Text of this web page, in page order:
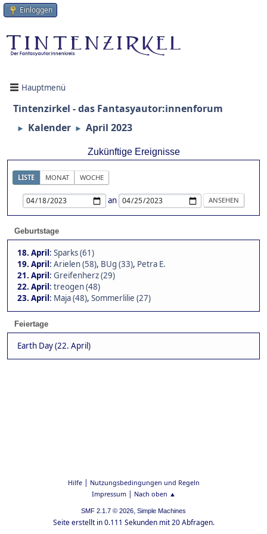
Einloggen
Hauptmenü
Tintenzirkel - das Fantasyautor:innenforum
► Kalender ► April 2023
Zukünftige Ereignisse
LISTE MONAT WOCHE
an
Geburtstage
18. April: Sparks (61)
19. April: Arielen (58), BUg (33), Petra E.
21. April: Greifenherz (29)
22. April: treogen (48)
23. April: Maja (48), Sommerlilie (27)
Feiertage
Earth Day (22. April)
Hilfe| Nutzungsbedingungen und Regeln
Impressum| Nach oben ▲
SMF 2.1.7 © 2026, Simple Machines
Seite erstellt in 0.111 Sekunden mit 20 Abfragen.